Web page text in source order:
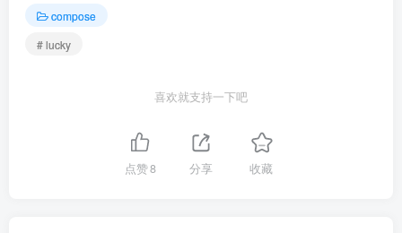
compose
# lucky
喜欢就支持一下吧
点赞8 分享 收藏